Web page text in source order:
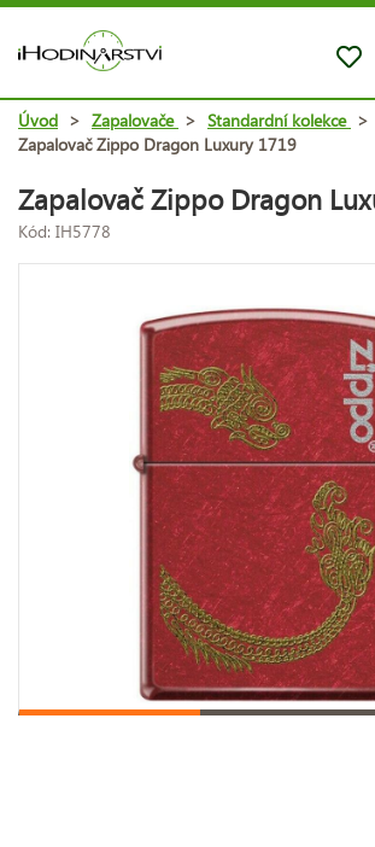
Úvod > Zapalovače > Standardní kolekce >
Zapalovač Zippo Dragon Luxury 1719
Zapalovač Zippo Dragon
Kód: IH5778